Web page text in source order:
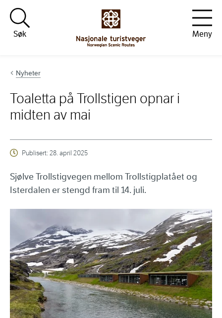
Hopp til innhold
Søk
Meny
Nyheter
Toaletta på Trollstigen opnar i
midten av mai
Publisert:28. april 2025
Sjølve Trollstigvegen mellom Trollstigplatået og
Isterdalen er stengd fram til 14. juli.